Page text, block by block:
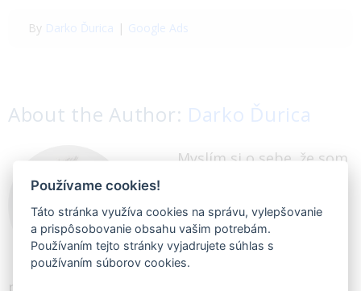
By Darko Ďurica | Google Ads
About the Author: Darko Ďurica
Myslím si o sebe, že som
Ponúkam ľuďom to, čo
potrebujú. Tiež sa rád
dozvedám všetko nové a
píšem články o digitálnom marketingu. Som
Používame cookies!
Táto stránka využíva cookies na správu, vylepšovanie
a prispôsobovanie obsahu vašim potrebám.
Používaním tejto stránky vyjadrujete súhlas s
používaním súborov cookies.